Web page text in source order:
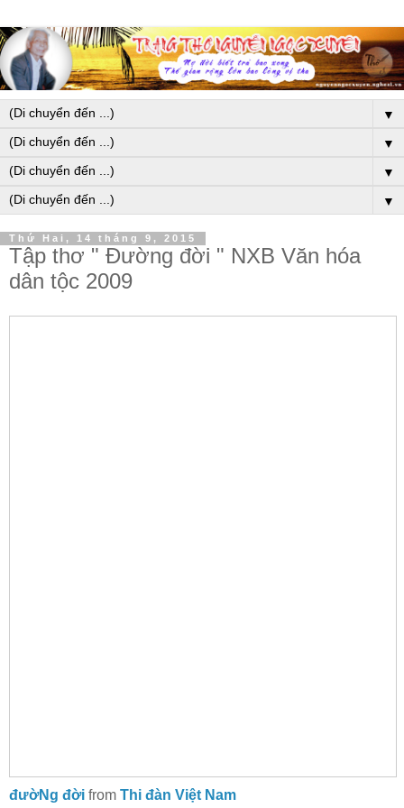
▼
▼
▼
▼
Thứ Hai, 14 tháng 9, 2015
Tập thơ " Đường đời " NXB Văn hóa
dân tộc 2009
đườNg đời from Thi đàn Việt Nam